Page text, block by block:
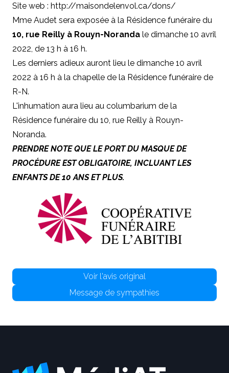
Site web : http://maisondelenvol.ca/dons/
Mme Audet sera exposée à la Résidence funéraire du
10, rue Reilly à Rouyn-Noranda le dimanche 10 avril
2022, de 13 h à 16 h.
Les derniers adieux auront lieu le dimanche 10 avril
2022 à 16 h à la chapelle de la Résidence funéraire de
R-N.
L'inhumation aura lieu au columbarium de la
Résidence funéraire du 10, rue Reilly à Rouyn-
Noranda.
PRENDRE NOTE QUE LE PORT DU MASQUE DE
PROCÉDURE EST OBLIGATOIRE, INCLUANT LES
ENFANTS DE 10 ANS ET PLUS.
Voir l'avis original
Message de sympathies